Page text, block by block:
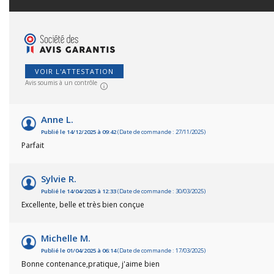
VOIR L'ATTESTATION
Avis soumis à un contrôle
Anne L.
Publié le 14/12/2025 à 09:42(Date de commande : 27/11/2025)
Parfait
Sylvie R.
Publié le 14/04/2025 à 12:33(Date de commande : 30/03/2025)
Excellente, belle et très bien conçue
Michelle M.
Publié le 01/04/2025 à 06:14(Date de commande : 17/03/2025)
Bonne contenance,pratique, j'aime bien